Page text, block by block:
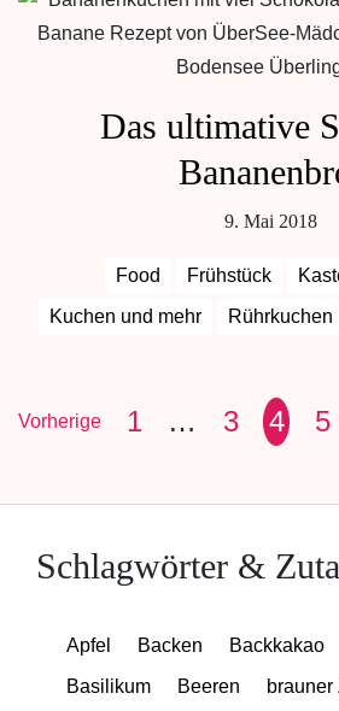
Das ultimative
9. Mai 2018
Food Frühstück
Kuchen und mehr
Rührkuchen
Vorherige 1 … 3 4 5
Schlagwörter &
Apfel Backen Backkakao
Basilikum
Beeren
brauner